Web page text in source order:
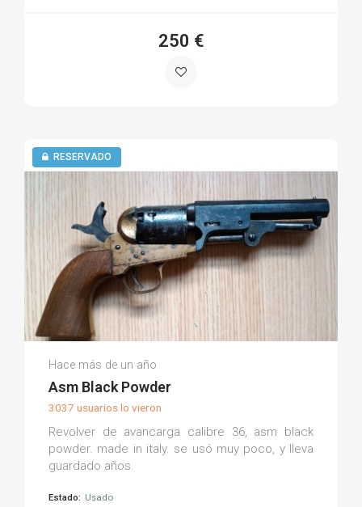
250 €
RESERVADO
Ángel G.
(0)
Hace más de un año
Asm Black Powder
3037 usuarios lo vieron
Revolver de avancarga calibre 36, asm black
powder. made in italy. se usó muy poco, y lleva
guardado años.
Estado: Usado